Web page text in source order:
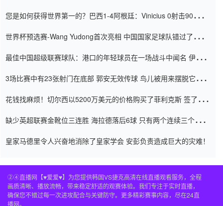
您是如何获得世界第一的？巴西1-4阿根廷：Vinicius 0射击90分钟
世界杯预选赛-Wang Yudong首次亮相 中国国家足球队错过了世界
最佳中国超级联赛球队：港口的年轻球员在一场战斗中闻名 伊万放
3场比赛中有23张射门在底部 郭安无效传球 鸟儿被用来摆脱它
花钱找麻烦！切尔西以5200万美元的价格购买了菲利克斯 签了7年
缺少英超联赛金靴位三连胜 海拉德落后6球 只有两个连续三个连续
皇家马德里令人兴奋地消除了皇家学会 安彭负责造成巨大的灾难！
②④直播网【♥爱爱♥】为您提供韩国VS捷克高清在线直播观看服务，全程
画质清晰、播放流畅，带来稳定舒适的观赛体验。我们专注于实时直播，
确保您不错过每一次进攻配合与关键防守。更多精彩赛事内容，尽在24直
播网。